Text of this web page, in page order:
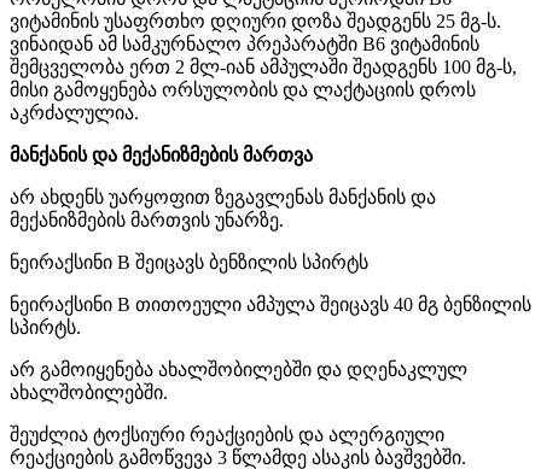
ვიტამინის უსაფრთხო დღიური დოზა შეადგენს 25 მგ-ს.
ვინაიდან ამ სამკურნალო პრეპარატში B6 ვიტამინის
შემცველობა ერთ 2 მლ-იან ამპულაში შეადგენს 100 მგ-ს,
მისი გამოყენება ორსულობის და ლაქტაციის დროს
აკრძალულია.
მანქანის და მექანიზმების მართვა
არ ახდენს უარყოფით ზეგავლენას მანქანის და
მექანიზმების მართვის უნარზე.
ნეირაქსინი B შეიცავს ბენზილის სპირტს
ნეირაქსინი B თითოეული ამპულა შეიცავს 40 მგ ბენზილის
სპირტს.
არ გამოიყენება ახალშობილებში და დღენაკლულ
ახალშობილებში.
შეუძლია ტოქსიური რეაქციების და ალერგიული
რეაქციების გამოწვევა 3 წლამდე ასაკის ბავშვებში.